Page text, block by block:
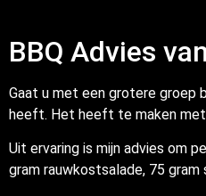
BBQ Advies
Gaat u met een grotere groep
heeft. Het heeft te maken met
Uit ervaring is mijn advies om
gram rauwkostsalade, 75